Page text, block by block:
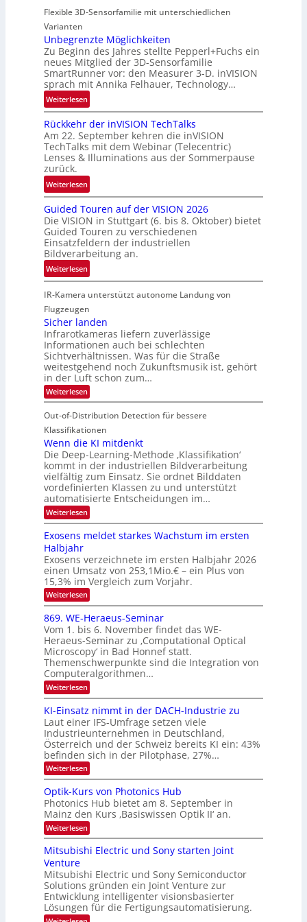
a
u
m
f
a
h
r
t
t
e
c
h
i
k
a
t
n
e
r
s
c
h
a
f
t
i
s
c
h
e
n
4
K
-
M
e
m
s
u
n
d
M
a
n
t
i
S
p
e
c
t
r
Flexible 3D-Sensorfamilie mit unterschiedlichen
Varianten
Unbegrenzte Möglichkeiten
Zu Beginn des Jahres stellte Pepperl+Fuchs ein
neues Mitglied der 3D-Sensorfamilie
SmartRunner vor: den Measurer 3-D. inVISION
sprach mit Annika Felhauer, Technology…
Weiterlesen:
U
n
b
e
g
r
e
z
t
e
M
ö
g
l
i
c
h
k
e
i
t
e
Rückkehr der inVISION TechTalks
Am 22. September kehren die inVISION
TechTalks mit dem Webinar (Telecentric)
Lenses & Illuminations aus der Sommerpause
zurück.
Weiterlesen:
R
ü
c
k
k
e
h
d
e
r
i
n
V
I
S
I
O
N
T
e
c
h
T
a
l
k
Guided Touren auf der VISION 2026
Die VISION in Stuttgart (6. bis 8. Oktober) bietet
Guided Touren zu verschiedenen
Einsatzfeldern der industriellen
Bildverarbeitung an.
Weiterlesen:
G
u
i
d
e
d
T
o
u
r
u
d
e
r
V
S
O
N
2
0
2
6
IR-Kamera unterstützt autonome Landung von
Flugzeugen
Sicher landen
Infrarotkameras liefern zuverlässige
Informationen auch bei schlechten
Sichtverhältnissen. Was für die Straße
weitestgehend noch Zukunftsmusik ist, gehört
in der Luft schon zum…
Weiterlesen:
S
c
h
l
a
n
d
e
n
Out-of-Distribution Detection für bessere
Klassifikationen
Wenn die KI mitdenkt
Die Deep-Learning-Methode ‚Klassifikation‘
kommt in der industriellen Bildverarbeitung
vielfältig zum Einsatz. Sie ordnet Bilddaten
vordefinierten Klassen zu und unterstützt
automatisierte Entscheidungen im…
Weiterlesen:
W
n
d
i
e
K
I
m
i
t
d
e
n
k
t
Exosens meldet starkes Wachstum im ersten
Halbjahr
Exosens verzeichnete im ersten Halbjahr 2026
einen Umsatz von 253,1Mio.€ – ein Plus von
15,3% im Vergleich zum Vorjahr.
Weiterlesen:
E
x
o
s
e
n
s
m
e
l
d
e
t
s
t
a
r
k
e
W
a
c
h
s
u
i
m
e
r
s
869. WE-Heraeus-Seminar
Vom 1. bis 6. November findet das WE-
Heraeus-Seminar zu ‚Computational Optical
Microscopy‘ in Bad Honnef statt.
Themenschwerpunkte sind die Integration von
Computeralgorithmen…
Weiterlesen:
8
9
.
W
E
-
H
e
r
a
e
u
s
-
S
e
n
a
r
KI-Einsatz nimmt in der DACH-Industrie zu
Laut einer IFS-Umfrage setzen viele
Industrieunternehmen in Deutschland,
Österreich und der Schweiz bereits KI ein: 43%
befinden sich in der Pilotphase, 27%…
Weiterlesen:
K
-
E
i
n
s
a
t
n
m
m
t
Optik-Kurs von Photonics Hub
Photonics Hub bietet am 8. September in
Mainz den Kurs ‚Basiswissen Optik II‘ an.
Weiterlesen:
O
p
t
k
-
K
u
r
Mitsubishi Electric und Sony starten Joint
Venture
Mitsubishi Electric und Sony Semiconductor
Solutions gründen ein Joint Venture zur
Entwicklung intelligenter visionsbasierter
Lösungen für die Fertigungsautomatisierung.